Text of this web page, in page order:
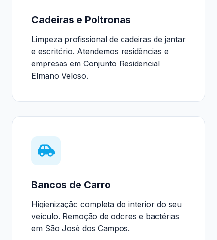
Cadeiras e Poltronas
Limpeza profissional de cadeiras de jantar
e escritório. Atendemos residências e
empresas em Conjunto Residencial
Elmano Veloso.
Bancos de Carro
Higienização completa do interior do seu
veículo. Remoção de odores e bactérias
em São José dos Campos.